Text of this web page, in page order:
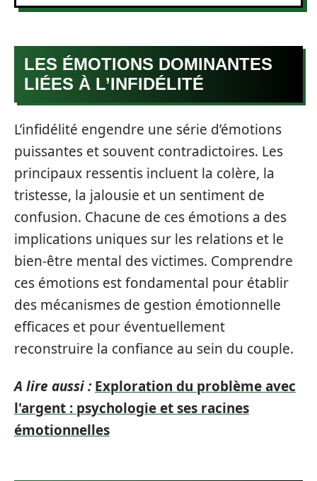
LES ÉMOTIONS DOMINANTES
LIÉES À L’INFIDÉLITÉ
L’infidélité engendre une série d’émotions
puissantes et souvent contradictoires. Les
principaux ressentis incluent la colère, la
tristesse, la jalousie et un sentiment de
confusion. Chacune de ces émotions a des
implications uniques sur les relations et le
bien-être mental des victimes. Comprendre
ces émotions est fondamental pour établir
des mécanismes de gestion émotionnelle
efficaces et pour éventuellement
reconstruire la confiance au sein du couple.
A lire aussi : Exploration du problème avec
l'argent : psychologie et ses racines
émotionnelles